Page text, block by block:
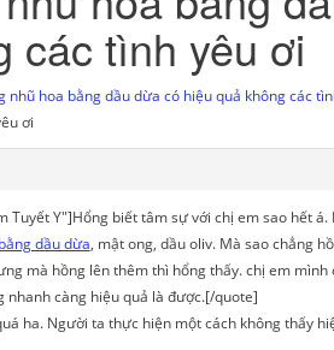
các tình yêu ơi
nhũ hoa bằng dầu dừa có hiệu quả không các
ơi
Tuyết Y"]Hổng biết tâm sự với chị em sao hết á.
dầu dừa, mật ong, dầu oliv. Mà sao chẳng
mà hồng lên thêm thì hổng thấy. chị em mình
nhanh càng hiệu quả là được.[/quote]
ha. Người ta thực hiện một cách không thấy